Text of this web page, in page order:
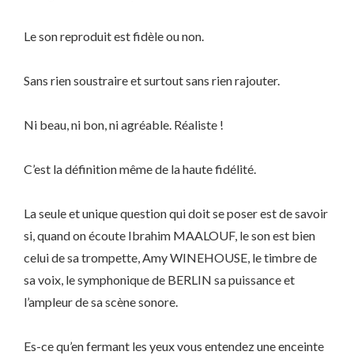
Le son reproduit est fidèle ou non.
Sans rien soustraire et surtout sans rien rajouter.
Ni beau, ni bon, ni agréable. Réaliste !
C’est la définition même de la haute fidélité.
La seule et unique question qui doit se poser est de savoir
si, quand on écoute Ibrahim MAALOUF, le son est bien
celui de sa trompette, Amy WINEHOUSE, le timbre de
sa voix, le symphonique de BERLIN sa puissance et
l’ampleur de sa scène sonore.
Es-ce qu’en fermant les yeux vous entendez une enceinte